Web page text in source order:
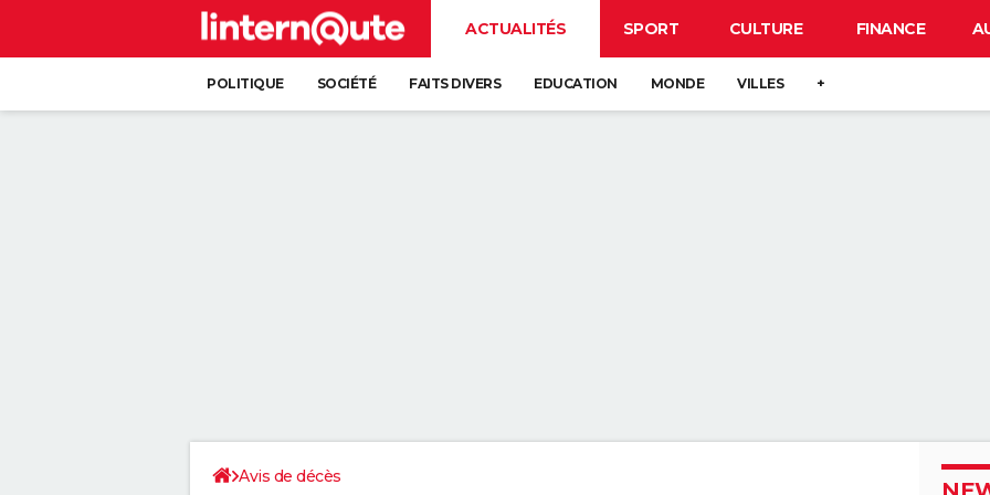
ACTUALITÉS SPORT CULTURE FINANCE
POLITIQUE SOCIÉTÉ FAITS DIVERS EDUCATION MONDE VILLES +
Avis de décès